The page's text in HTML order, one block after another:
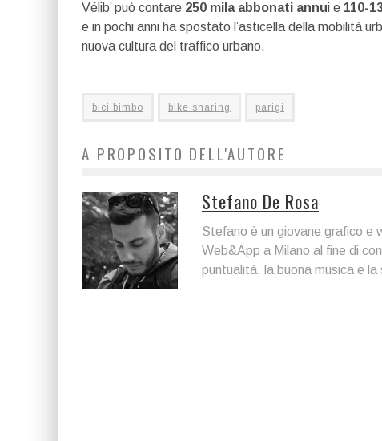
Vélib’ può contare 250 mila abbonati annui e 110-
e in pochi anni ha spostato l’asticella della mobilità
nuova cultura del traffico urbano.
bici bimbo bike sharing parigi
A PROPOSITO DELL'AUTORE
Stefano De Rosa
Stefano è un giovane grafico e
Web&App a Milano al fine di
puntualità, la buona musica e la